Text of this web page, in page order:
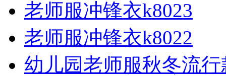
老师服冲锋衣k8023
老师服冲锋衣k8022
幼儿园老师服秋冬流行